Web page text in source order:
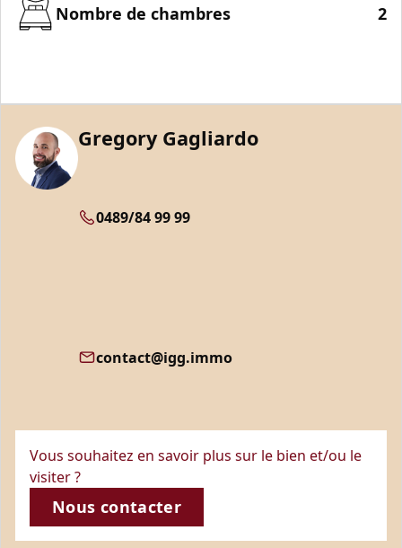
Nombre de chambres 2
Gregory Gagliardo
0489/84 99 99
contact@igg.immo
Vous souhaitez en savoir plus sur le bien et/ou le
visiter ?
Nous contacter